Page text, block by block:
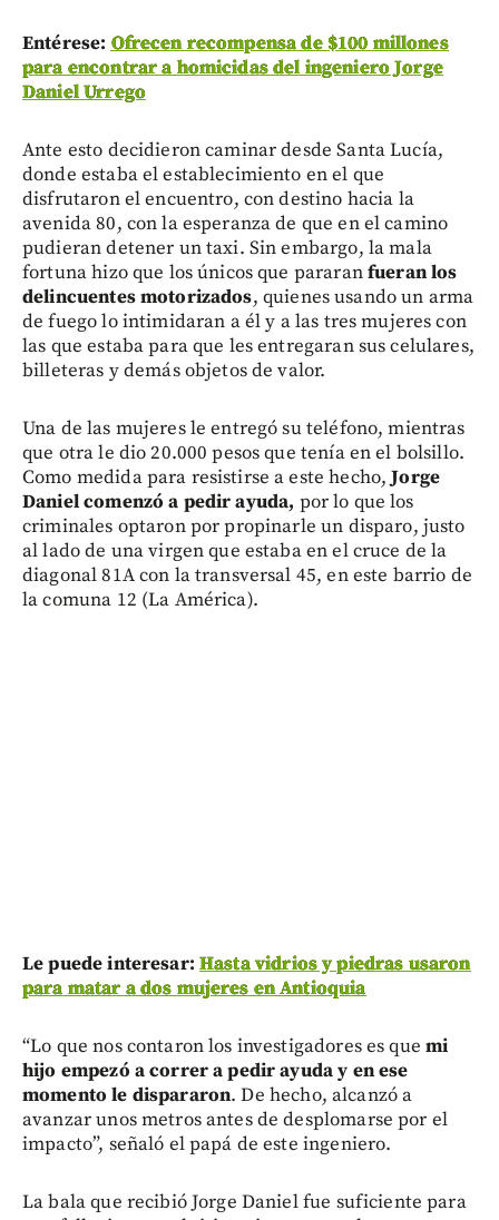
Entérese: Ofrecen recompensa de $100 millones
para encontrar a homicidas del ingeniero Jorge
Daniel Urrego
Ante esto decidieron caminar desde Santa Lucía,
donde estaba el establecimiento en el que
disfrutaron el encuentro, con destino hacia la
avenida 80, con la esperanza de que en el camino
pudieran detener un taxi. Sin embargo, la mala
fortuna hizo que los únicos que pararanfueran los
delincuentes motorizados, quienes usando un arma
de fuego lo intimidaran a él y a las tres mujeres con
las que estaba para que les entregaran sus celulares,
billeteras y demás objetos de valor.
Una de las mujeres le entregó su teléfono, mientras
que otra le dio 20.000 pesos que tenía en el bolsillo.
Como medida para resistirse a este hecho,Jorge
Daniel comenzó a pedir ayuda, por lo que los
criminales optaron por propinarle un disparo, justo
al lado de una virgen que estaba en el cruce de la
diagonal 81A con la transversal 45, en este barrio de
la comuna 12 (La América).
Le puede interesar: Hasta vidrios y piedras usaron
para matar a dos mujeres en Antioquia
“Lo que nos contaron los investigadores es quemi
hijo empezó a correr a pedir ayuda y en ese
momento le dispararon. De hecho, alcanzó a
avanzar unos metros antes de desplomarse por el
impacto”, señaló el papá de este ingeniero.
La bala que recibió Jorge Daniel fue suficiente para